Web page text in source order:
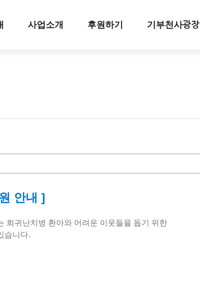
사업소개 후원하기 기부천사광장
안내 ]
희귀난치병 환아와 어려운 이웃들을 돕기 위한
습니다.